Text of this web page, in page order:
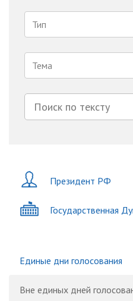
Тип
Тема
Президент РФ
Государственная
Единые дни голосования
Вне единых дней